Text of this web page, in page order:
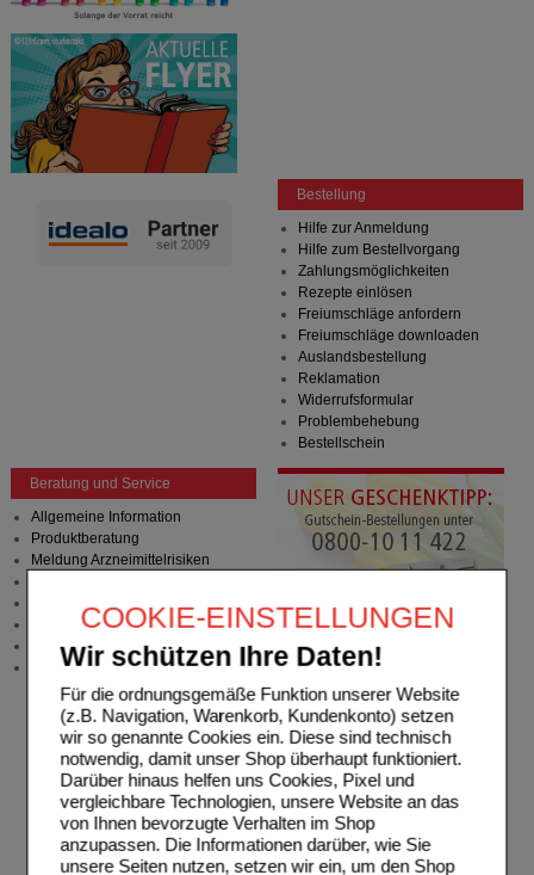
COOKIE-EINSTELLUNGEN
Wir schützen Ihre Daten!
Für die ordnungsgemäße Funktion unserer Website
(z.B. Navigation, Warenkorb, Kundenkonto) setzen
wir so genannte Cookies ein. Diese sind technisch
notwendig, damit unser Shop überhaupt funktioniert.
Darüber hinaus helfen uns Cookies, Pixel und
vergleichbare Technologien, unsere Website an das
von Ihnen bevorzugte Verhalten im Shop
anzupassen. Die Informationen darüber, wie Sie
unsere Seiten nutzen, setzen wir ein, um den Shop
Bestellung
Hilfe zur Anmeldung
Hilfe zum Bestellvorgang
Zahlungsmöglichkeiten
Rezepte einlösen
Freiumschläge anfordern
Freiumschläge downloaden
Auslandsbestellung
Reklamation
Widerrufsformular
Problembehebung
Bestellschein
Beratung und Service
Allgemeine Information
Produktberatung
Meldung Arzneimittelrisiken
Angebote & Downloads
Newsletter
Neukundenprämie
Stellenangebote